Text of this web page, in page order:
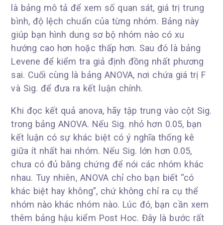
là bảng mô tả để xem số quan sát, giá trị trung
bình, độ lệch chuẩn của từng nhóm. Bảng này
giúp bạn hình dung sơ bộ nhóm nào có xu
hướng cao hơn hoặc thấp hơn. Sau đó là bảng
Levene để kiểm tra giả định đồng nhất phương
sai. Cuối cùng là bảng ANOVA, nơi chứa giá trị F
và Sig. để đưa ra kết luận chính.
Khi đọc kết quả anova, hãy tập trung vào cột Sig.
trong bảng ANOVA. Nếu Sig. nhỏ hơn 0.05, bạn
kết luận có sự khác biệt có ý nghĩa thống kê
giữa ít nhất hai nhóm. Nếu Sig. lớn hơn 0.05,
chưa có đủ bằng chứng để nói các nhóm khác
nhau. Tuy nhiên, ANOVA chỉ cho bạn biết “có
khác biệt hay không”, chứ không chỉ ra cụ thể
nhóm nào khác nhóm nào. Lúc đó, bạn cần xem
thêm bảng hậu kiểm Post Hoc. Đây là bước rất